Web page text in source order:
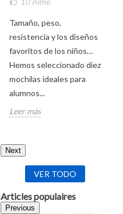
Tamaño, peso,
resistencia y los diseños
favoritos de los niños…
Hemos seleccionado diez
mochilas ideales para
alumnos...
Leer más
Next
VER TODO
Articles populaires
Previous